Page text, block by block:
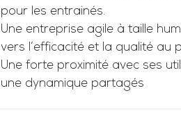
pour les entrainés.
Une entreprise agile à taille
vers l’efficacité et la qualité au
Une forte proximité avec ses
une dynamique partagés